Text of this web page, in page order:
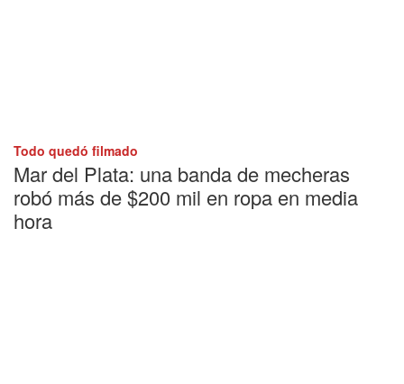
Todo quedó filmado
Mar del Plata: una banda de mecheras
robó más de $200 mil en ropa en media
hora